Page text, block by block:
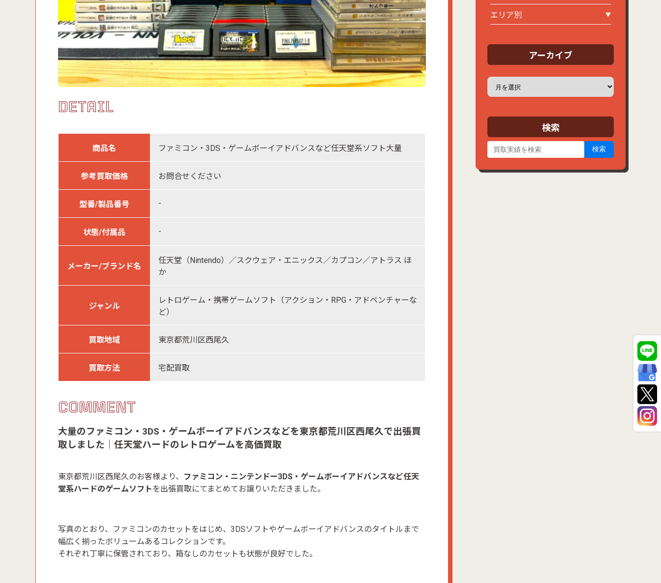
DETAIL
商品名 ファミコン・3DS・ゲームボーイアドバンスなど任天堂系ソフト大量
参考買取価格 お問合せください
型番/製品番号 -
状態/付属品 -
メーカー/ブランド名
任天堂（Nintendo）／スクウェア・エニックス／カプコン／アトラス ほ
か
ジャンル
レトロゲーム・携帯ゲームソフト（アクション・RPG・アドベンチャーな
ど）
買取地域 東京都荒川区西尾久
買取方法 宅配買取
COMMENT
大量のファミコン・3DS・ゲームボーイアドバンスなどを東京都荒川区西尾久で出張買
取しました｜任天堂ハードのレトロゲームを高価買取
東京都荒川区西尾久のお客様より、 ファミコン・ニンテンドー3DS・ゲームボーイアドバンスなど任天
堂系ハードのゲームソフト を出張買取にてまとめてお譲りいただきました。
写真のとおり、ファミコンのカセットをはじめ、3DSソフトやゲームボーイアドバンスのタイトルまで
幅広く揃ったボリュームあるコレクションです。
それぞれ丁寧に保管されており、箱なしのカセットも状態が良好でした。
エリア別
アーカイブ
ア
カ
ブ
検索
検索